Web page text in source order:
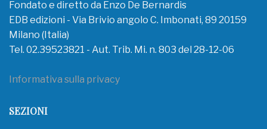
Fondato e diretto da Enzo De Bernardis
EDB edizioni - Via Brivio angolo C. Imbonati, 89 20159
Milano (Italia)
Tel. 02.39523821 - Aut. Trib. Mi. n. 803 del 28-12-06
Informativa sulla privacy
SEZIONI